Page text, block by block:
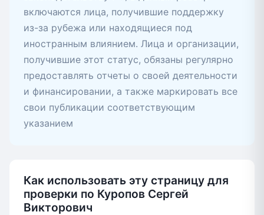
включаются лица, получившие поддержку
из-за рубежа или находящиеся под
иностранным влиянием. Лица и организации,
получившие этот статус, обязаны регулярно
предоставлять отчеты о своей деятельности
и финансировании, а также маркировать все
свои публикации соответствующим
указанием
Как использовать эту страницу для
проверки по Куропов Сергей
Викторович